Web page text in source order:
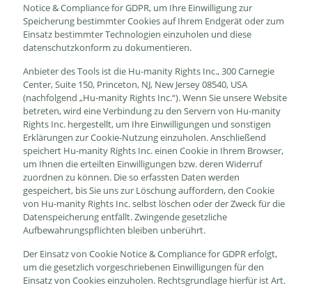
Notice & Compliance for GDPR, um Ihre Einwilligung zur
Speicherung bestimmter Cookies auf Ihrem Endgerät oder zum
Einsatz bestimmter Technologien einzuholen und diese
datenschutzkonform zu dokumentieren.
Anbieter des Tools ist die Hu-manity Rights Inc., 300 Carnegie
Center, Suite 150, Princeton, NJ, New Jersey 08540, USA
(nachfolgend „Hu-manity Rights Inc.“). Wenn Sie unsere Website
betreten, wird eine Verbindung zu den Servern von Hu-manity
Rights Inc. hergestellt, um Ihre Einwilligungen und sonstigen
Erklärungen zur Cookie-Nutzung einzuholen. Anschließend
speichert Hu-manity Rights Inc. einen Cookie in Ihrem Browser,
um Ihnen die erteilten Einwilligungen bzw. deren Widerruf
zuordnen zu können. Die so erfassten Daten werden
gespeichert, bis Sie uns zur Löschung auffordern, den Cookie
von Hu-manity Rights Inc. selbst löschen oder der Zweck für die
Datenspeicherung entfällt. Zwingende gesetzliche
Aufbewahrungspflichten bleiben unberührt.
Der Einsatz von Cookie Notice & Compliance for GDPR erfolgt,
um die gesetzlich vorgeschriebenen Einwilligungen für den
Einsatz von Cookies einzuholen. Rechtsgrundlage hierfür ist Art.